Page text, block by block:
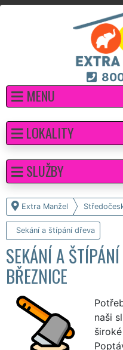
MENU
Extra Manžel
Sekání a štípání dřeva
SEKÁNÍ A
BŘEZNICE
naši
LOKALITY
SLUŽBY